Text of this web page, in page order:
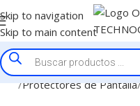
Skip to navigation
Skip to main content
Protectores de Pantalla